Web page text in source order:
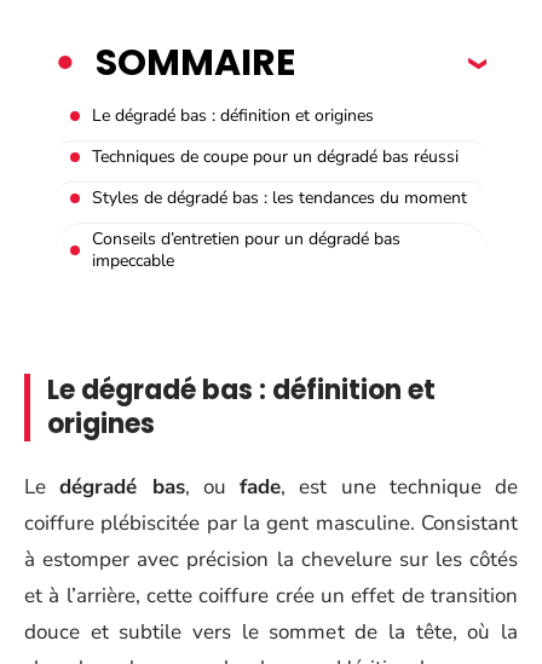
SOMMAIRE
Le dégradé bas : définition et origines
Techniques de coupe pour un dégradé bas réussi
Styles de dégradé bas : les tendances du moment
Conseils d’entretien pour un dégradé bas
impeccable
Le dégradé bas : définition et
origines
Ledégradé bas, ou fade, est une technique de
coiffure plébiscitée par la gent masculine. Consistant
à estomper avec précision la chevelure sur les côtés
et à l’arrière, cette coiffure crée un effet de transition
douce et subtile vers le sommet de la tête, où la